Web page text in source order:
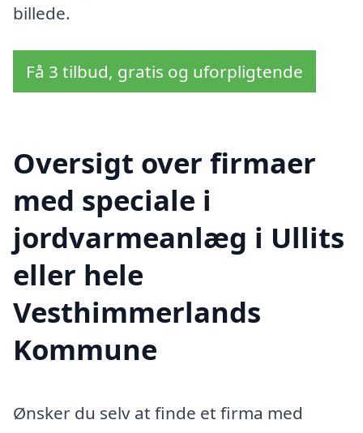
billede.
Få 3 tilbud, gratis og uforpligtende
Oversigt over firmaer
med speciale i
jordvarmeanlæg i Ullits
eller hele
Vesthimmerlands
Kommune
Ønsker du selv at finde et firma med